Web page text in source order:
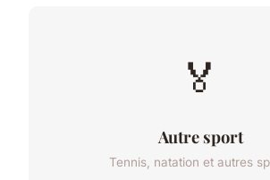
🏅
Autre sport
Tennis, natation et autres